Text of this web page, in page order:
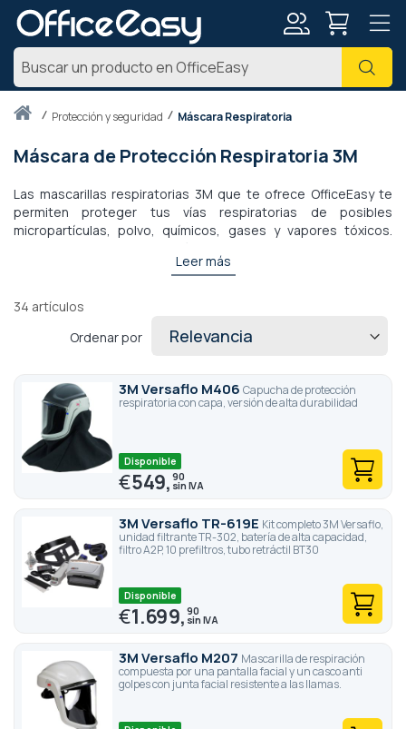
Inicioprotección y seguridad Máscara Respiratoria
Máscara de Protección Respiratoria 3M
Las mascarillas respiratorias 3M que te ofrece OfficeEasy te
permiten proteger tus vías respiratorias de posibles
micropartículas, polvo, químicos, gases y vapores tóxicos.
podrás protegerte fácilmente con los diferentes tipos de
respiratoria, mascarilla filtrante, mascarilla antipolvo, mascarilla
beneficiarte de una protección respiratoria completa: cabeza,
respiración con ventilación asistida.
Leer más
34 artículos
Ordenar por
3M Versaflo M406 Capucha de protección
respiratoria con capa, versión de alta durabilidad
Disponible
€549,90
3M Versaflo TR-619E Kit completo 3M Versaflo,
unidad filtrante TR-302, batería de alta capacidad,
filtro A2P, 10 prefiltros, tubo retráctil BT30
Disponible
€1.699,90
3M Versaflo M207 Mascarilla de respiración
compuesta por una pantalla facial y un casco anti
golpes con junta facial resistente a las llamas.